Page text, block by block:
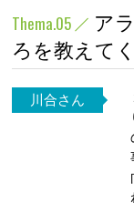
Thema.05
ア
ろを教えて
川合さん